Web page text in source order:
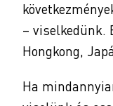
– viselkedünk.
Hongkong,
Ha